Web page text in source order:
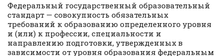
Федеральный государственный образовательный
стандарт — совокупность обязательных
требований к образованию определенного уровня
и (или) к профессии, специальности и
направлению подготовки, утвержденных в
зависимости от уровня образования федеральным